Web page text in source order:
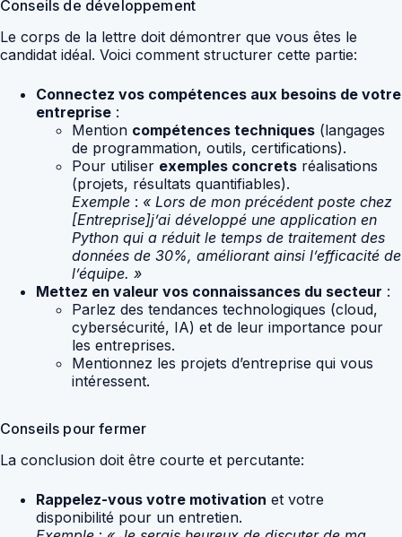
Conseils de développement
Le corps de la lettre doit démontrer que vous êtes le
candidat idéal. Voici comment structurer cette partie:
Connectez vos compétences aux besoins de votre
entreprise :
Mention compétences techniques (langages
de programmation, outils, certifications).
Pour utiliser exemples concrets réalisations
(projets, résultats quantifiables).
Exemple : « Lors de mon précédent poste chez
[Entreprise]j’ai développé une application en
Python qui a réduit le temps de traitement des
données de 30%, améliorant ainsi l’efficacité de
l’équipe. »
Mettez en valeur vos connaissances du secteur :
Parlez des tendances technologiques (cloud,
cybersécurité, IA) et de leur importance pour
les entreprises.
Mentionnez les projets d’entreprise qui vous
intéressent.
Conseils pour fermer
La conclusion doit être courte et percutante:
Rappelez-vous votre motivation et votre
disponibilité pour un entretien.